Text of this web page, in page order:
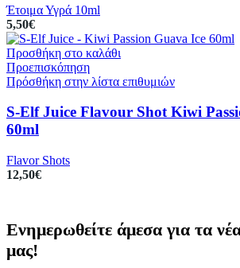
Έτοιμα Υγρά 10ml
5,50€
Προσθήκη στο καλάθι
Προεπισκόπηση
Πρόσθήκη στην λίστα επιθυμιών
S-Elf Juice Flavour Shot Kiwi
60ml
Flavor Shots
12,50€
Ενημερωθείτε άμεσα για τα
μας!